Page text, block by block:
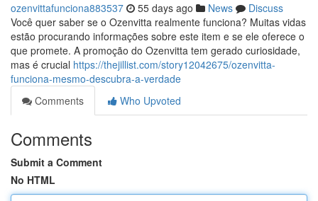
ozenvittafunciona883537 55 days ago News
Discuss
Você quer saber se o Ozenvitta realmente funciona? Muitas vidas
estão procurando informações sobre este item e se ele oferece o
que promete. A promoção do Ozenvitta tem gerado curiosidade,
mas é crucial https://thejillist.com/story12042675/ozenvitta-
funciona-mesmo-descubra-a-verdade
Comments
Who Upvoted
Comments
Submit a Comment
No HTML